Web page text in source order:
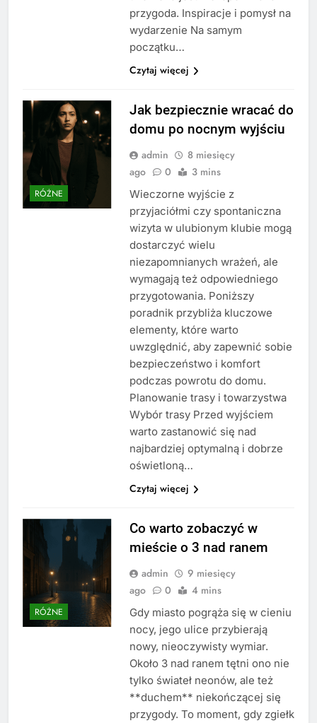
przygoda. Inspiracje i pomysł na
wydarzenie Na samym
początku…
Czytaj więcej
RÓŻNE
Jak bezpiecznie wracać do
domu po nocnym wyjściu
admin
8 miesięcy
ago
0 3 mins
Wieczorne wyjście z
przyjaciółmi czy spontaniczna
wizyta w ulubionym klubie mogą
dostarczyć wielu
niezapomnianych wrażeń, ale
wymagają też odpowiedniego
przygotowania. Poniższy
poradnik przybliża kluczowe
elementy, które warto
uwzględnić, aby zapewnić sobie
bezpieczeństwo i komfort
podczas powrotu do domu.
Planowanie trasy i towarzystwa
Wybór trasy Przed wyjściem
warto zastanowić się nad
najbardziej optymalną i dobrze
oświetloną…
Czytaj więcej
RÓŻNE
Co warto zobaczyć w
mieście o 3 nad ranem
admin
9 miesięcy
ago
0 4 mins
Gdy miasto pogrąża się w cieniu
nocy, jego ulice przybierają
nowy, nieoczywisty wymiar.
Około 3 nad ranem tętni ono nie
tylko świateł neonów, ale też
**duchem** niekończącej się
przygody. To moment, gdy zgiełk